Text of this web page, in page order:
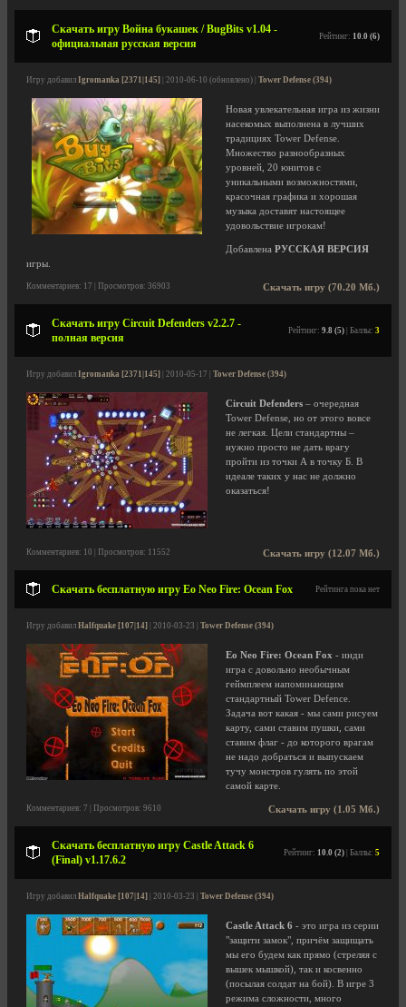
Скачать игру Война букашек / BugBits v1.04 -
официальная русская версия
Рейтинг: 10.0 (6)
Игру добавил Igromanka [2371|145] | 2010-06-10 (обновлено) | Tower Defense (394)
Новая увлекательная игра из жизни
насекомых выполнена в лучших
традициях Tower Defense.
Множество разнообразных
уровней, 20 юнитов с
уникальными возможностями,
красочная графика и хорошая
музыка доставят настоящее
удовольствие игрокам!
Добавлена РУССКАЯ ВЕРСИЯ
игры.
Скачать игру (70.20 Мб.)
Комментариев: 17 | Просмотров: 36903
Скачать игру Circuit Defenders v2.2.7 -
полная версия
Рейтинг: 9.8 (5) | Баллы: 3
Игру добавил Igromanka [2371|145] | 2010-05-17 | Tower Defense (394)
Circuit Defenders – очередная
Tower Defense, но от этого вовсе
не легкая. Цели стандартны –
нужно просто не дать врагу
пройти из точки А в точку Б. В
идеале таких у нас не должно
оказаться!
Скачать игру (12.07 Мб.)
Комментариев: 10 | Просмотров: 11552
Скачать бесплатную игру Eo Neo Fire: Ocean Fox Рейтинга пока нет
Игру добавил Halfquake [107|14] | 2010-03-23 | Tower Defense (394)
Eo Neo Fire: Ocean Fox - инди
игра с довольно необычным
геймплеем напоминающим
стандартный Tower Defence.
Задача вот какая - мы сами рисуем
карту, сами ставим пушки, сами
ставим флаг - до которого врагам
не надо добраться и выпускаем
тучу монстров гулять по этой
самой карте.
Скачать игру (1.05 Мб.)
Комментариев: 7 | Просмотров: 9610
Скачать бесплатную игру Castle Attack 6
(Final) v1.17.6.2
Рейтинг: 10.0 (2) | Баллы: 5
Игру добавил Halfquake [107|14] | 2010-03-23 | Tower Defense (394)
Castle Attack 6 - это игра из серии
"защити замок", причём защищать
мы его будем как прямо (стреляя с
вышек мышкой), так и косвенно
(посылая солдат на бой). В игре 3
режима сложности, много